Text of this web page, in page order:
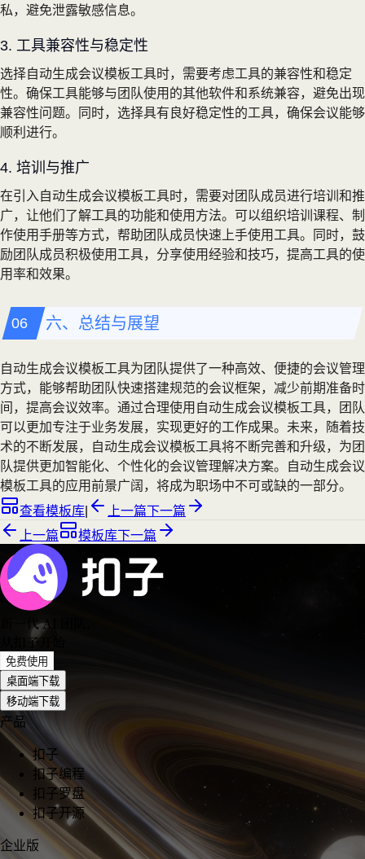
私，避免泄露敏感信息。
3. 工具兼容性与稳定性
选择自动生成会议模板工具时，需要考虑工具的兼容性和稳定
性。确保工具能够与团队使用的其他软件和系统兼容，避免出现
兼容性问题。同时，选择具有良好稳定性的工具，确保会议能够
顺利进行。
4. 培训与推广
在引入自动生成会议模板工具时，需要对团队成员进行培训和推
广，让他们了解工具的功能和使用方法。可以组织培训课程、制
作使用手册等方式，帮助团队成员快速上手使用工具。同时，鼓
励团队成员积极使用工具，分享使用经验和技巧，提高工具的使
用率和效果。
六、总结与展望
自动生成会议模板工具为团队提供了一种高效、便捷的会议管理
方式，能够帮助团队快速搭建规范的会议框架，减少前期准备时
间，提高会议效率。通过合理使用自动生成会议模板工具，团队
可以更加专注于业务发展，实现更好的工作成果。未来，随着技
术的不断发展，自动生成会议模板工具将不断完善和升级，为团
队提供更加智能化、个性化的会议管理解决方案。自动生成会议
模板工具的应用前景广阔，将成为职场中不可或缺的一部分。
查看模板库
上一篇下一篇
上一篇
模板库下一篇
新一代 AI 团队
从扣子开始
免费使用
桌面端下载
移动端下载
产品
扣子
扣子编程
扣子罗盘
扣子开源
企业版